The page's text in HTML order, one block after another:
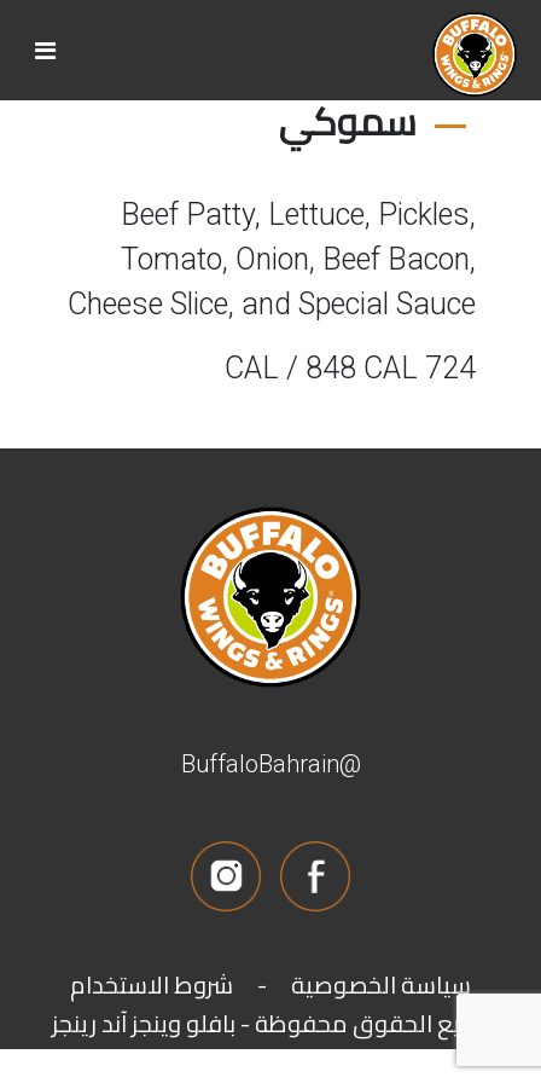
سموكي
Beef Patty, Lettuce, Pickles,
Tomato, Onion, Beef Bacon,
Cheese Slice, and Special Sauce
724 CAL / 848 CAL
@BuffaloBahrain
سياسة الخصوصية - شروط الاستخدام
جميع الحقوق محفوظة - بافلو وينجز آند رينجز